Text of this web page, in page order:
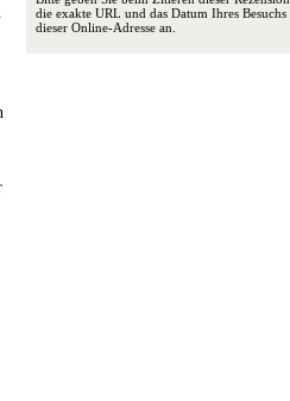
die exakte URL und das Datum Ihres Besuchs
dieser Online-Adresse an.